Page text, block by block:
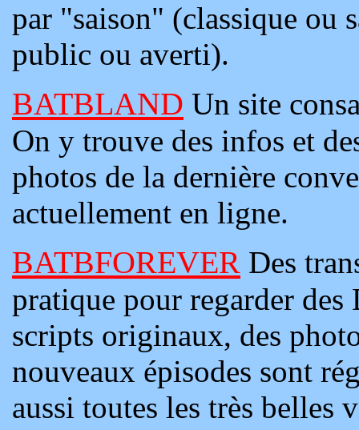
par "saison" (classique ou
public ou averti).
BATBLAND Un site
On y trouve des infos et
photos de la dernière
actuellement en ligne.
BATBFOREVER Des
pratique pour regarder
scripts originaux, des
nouveaux épisodes sont
aussi toutes les très belles